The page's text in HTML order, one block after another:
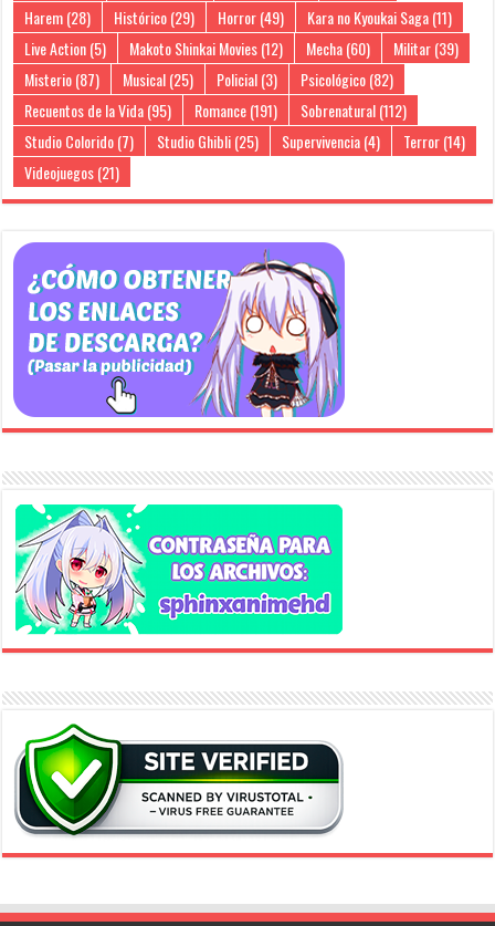
Harem(28) Histórico(29) Horror(49) Kara no Kyoukai Saga(11)
Live Action(5) Makoto Shinkai Movies(12) Mecha(60) Militar(39)
Misterio(87) Musical(25) Policial(3) Psicológico(82)
Recuentos de la Vida(95) Romance(191) Sobrenatural(112)
Studio Colorido(7) Studio Ghibli(25) Supervivencia(4) Terror(14)
Videojuegos(21)